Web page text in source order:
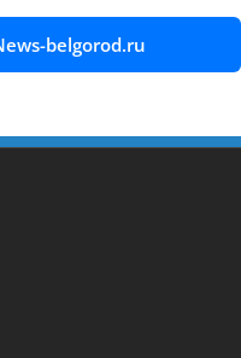
belgorod.ru